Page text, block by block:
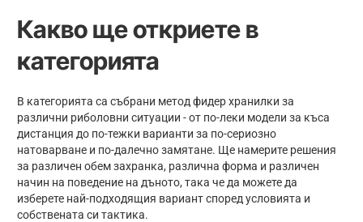
Какво ще откриете в
категорията
В категорията са събрани метод фидер хранилки за
различни риболовни ситуации - от по-леки модели за къса
дистанция до по-тежки варианти за по-сериозно
натоварване и по-далечно замятане. Ще намерите решения
за различен обем захранка, различна форма и различен
начин на поведение на дъното, така че да можете да
изберете най-подходящия вариант според условията и
собствената си тактика.